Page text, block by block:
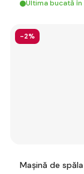
Ultima bucată
-2%
Mașină de